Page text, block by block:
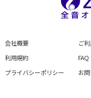
会社概要
利用規約
プライバシーポリシー
ご
FAQ
お